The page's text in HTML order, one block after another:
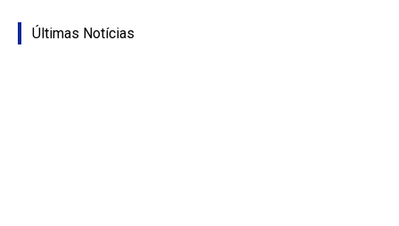
Últimas Notícias